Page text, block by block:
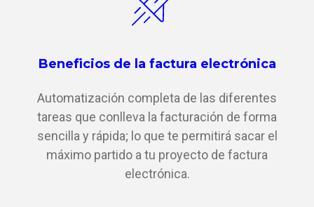
Beneficios de la factura electrónica
Automatización completa de las diferentes
tareas que conlleva la facturación de forma
sencilla y rápida; lo que te permitirá sacar el
máximo partido a tu proyecto de factura
electrónica.